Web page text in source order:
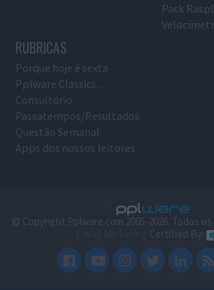
Pack
RUBRICAS
Porque hoje é sexta
Pplware Classics…
Consultório
Passatempos/Resultados
Questão Semanal
Apps dos nossos leitores
© Copyright Pplware.com 2005-2026. Todos
Certified By: